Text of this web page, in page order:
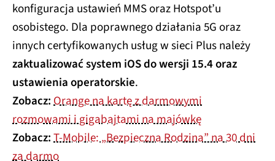
konfiguracja ustawień MMS oraz Hotspot’u
osobistego. Dla poprawnego działania 5G oraz
innych certyfikowanych usług w sieci Plus należy
zaktualizować system iOS do wersji 15.4 oraz
ustawienia operatorskie.
Zobacz:Orange na kartę z darmowymi
rozmowami i gigabajtami na majówkę
Zobacz:T-Mobile: „Bezpieczna Rodzina” na 30 dni
za darmo